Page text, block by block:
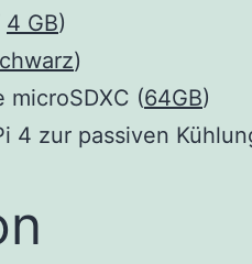
4 GB)
)
microSDXC (64GB)
4 zur passiven